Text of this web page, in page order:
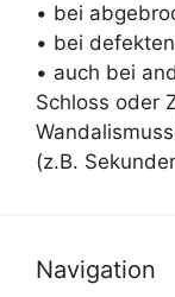
• bei
• bei
• auch bei
Schloss oder
(z.B.
Navigation